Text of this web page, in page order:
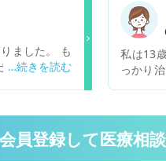
心配だ
のみで
がった
た。 薬
行きレ
質の点
ました。 も
けがずっと続
本当はまだ治
か他の病気は
私は13
っかり
したら
す。 マ
があり
会員登録して医療相